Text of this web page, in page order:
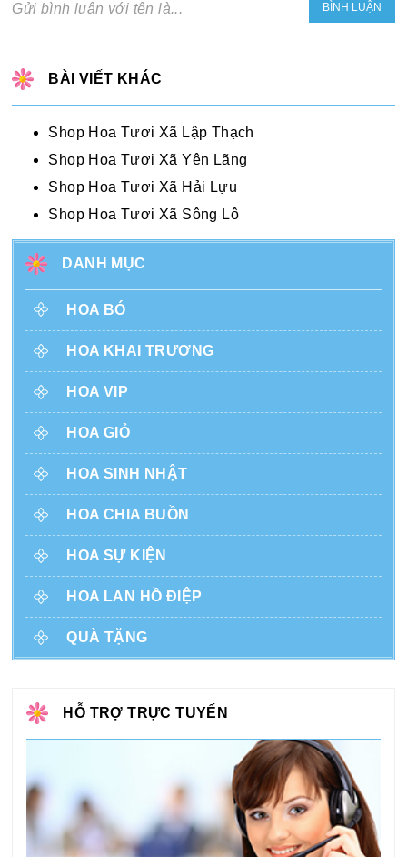
Gửi bình luận với tên là...
BÀI VIẾT KHÁC
Shop Hoa Tươi Xã Lập Thạch
Shop Hoa Tươi Xã Yên Lãng
Shop Hoa Tươi Xã Hải Lựu
Shop Hoa Tươi Xã Sông Lô
DANH MỤC
HOA BÓ
HOA KHAI TRƯƠNG
HOA VIP
HOA GIỎ
HOA SINH NHẬT
HOA CHIA BUỒN
HOA SỰ KIỆN
HOA LAN HỒ ĐIỆP
QUÀ TẶNG
HỖ TRỢ TRỰC TUYẾN